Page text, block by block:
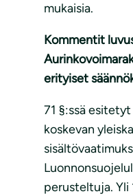
mukaisia.
Kommentit
erityiset
71 §:ssä
koskevan
perusteltuja. Yli